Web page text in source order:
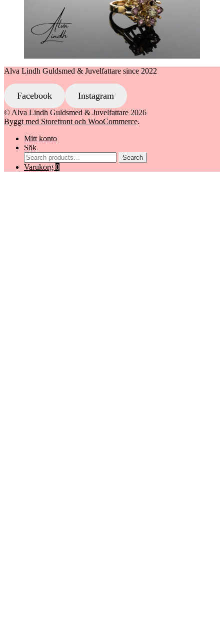
Alva Lindh Guldsmed & Juvelfattare since 2022
Facebook Instagram
© Alva Lindh Guldsmed & Juvelfattare 2026
Byggt med Storefront och WooCommerce.
Mitt konto
Sök
Search
for:
Search
Varukorg 0